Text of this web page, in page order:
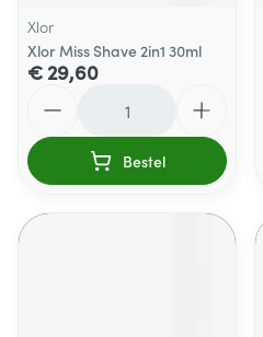
Xlor
Xlor Miss Shave 2in1 30ml
€ 29,60
Bestel